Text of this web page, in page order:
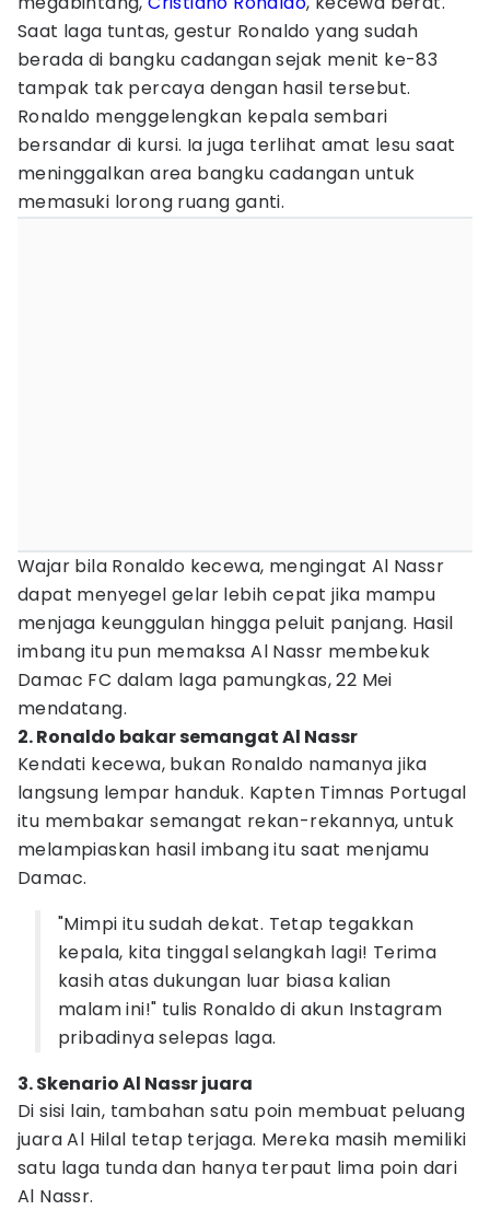
Saat laga tuntas, gestur Ronaldo yang sudah
berada di bangku cadangan sejak menit ke-83
tampak tak percaya dengan hasil tersebut.
Ronaldo menggelengkan kepala sembari
bersandar di kursi. Ia juga terlihat amat lesu saat
meninggalkan area bangku cadangan untuk
memasuki lorong ruang ganti.
Wajar bila Ronaldo kecewa, mengingat Al Nassr
dapat menyegel gelar lebih cepat jika mampu
menjaga keunggulan hingga peluit panjang. Hasil
imbang itu pun memaksa Al Nassr membekuk
Damac FC dalam laga pamungkas, 22 Mei
mendatang.
2. Ronaldo bakar semangat Al Nassr
Kendati kecewa, bukan Ronaldo namanya jika
langsung lempar handuk. Kapten Timnas Portugal
itu membakar semangat rekan-rekannya, untuk
melampiaskan hasil imbang itu saat menjamu
Damac.
"Mimpi itu sudah dekat. Tetap tegakkan
kepala, kita tinggal selangkah lagi! Terima
kasih atas dukungan luar biasa kalian
malam ini!" tulis Ronaldo di akun Instagram
pribadinya selepas laga.
3. Skenario Al Nassr juara
Di sisi lain, tambahan satu poin membuat peluang
juara Al Hilal tetap terjaga. Mereka masih memiliki
satu laga tunda dan hanya terpaut lima poin dari
Al Nassr.